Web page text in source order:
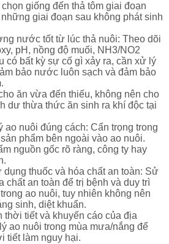
giống đến thả tôm giai đoạn
giai đoạn sau không phát sinh
nước tốt từ lúc thả nuôi: Theo dõi
pH, nồng độ muối, NH3/NO2
có bất kỳ sự cố gì xảy ra, cần xử lý
bảo nước luôn sạch và đảm bảo
ăn vừa đến thiếu, không nên cho
dư thừa thức ăn sinh ra khí độc tại
ao nuôi đúng cách: Cẩn trọng trong
phẩm bên ngoài vào ao nuôi.
nguồn gốc rõ ràng, công ty hay
dụng thuốc và hóa chất an toàn: Sử
chất an toàn để trị bệnh và duy trì
ao nuôi, tuy nhiên không nên
sinh, diệt khuẩn.
thời tiết và khuyến cáo của địa
ao nuôi trong mùa mưa/nắng để
tiết làm nguy hại.